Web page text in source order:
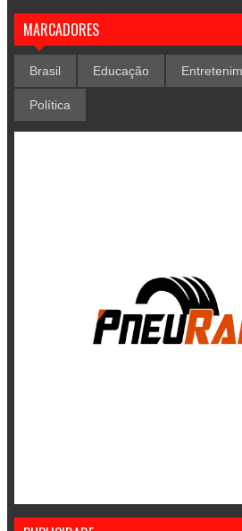
MARCADORES
Brasil Educação
Política